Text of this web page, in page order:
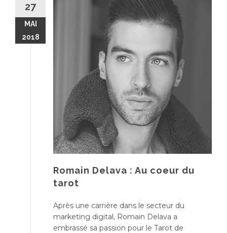
27
MAI
2018
Romain Delava : Au coeur du
tarot
Après une carrière dans le secteur du
marketing digital, Romain Delava a
embrassé sa passion pour le Tarot de